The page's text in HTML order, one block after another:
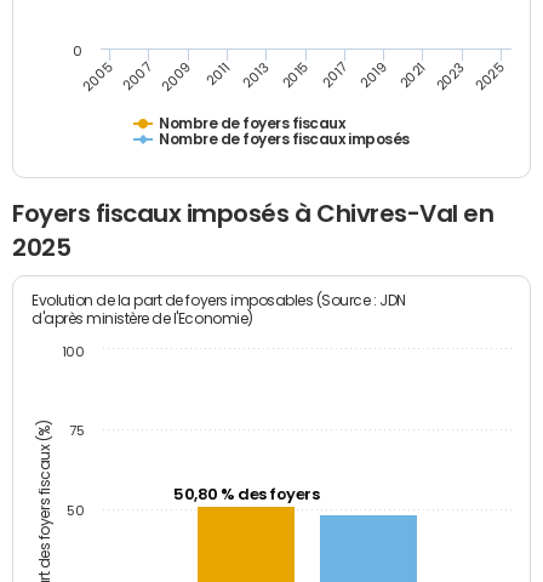
Nombre de foyers fiscaux
Nombre de foyers fiscaux imposés
2005 2007 2009 2011 2013 2015 2017 2019 2021 2023 2025
0
Foyers fiscaux imposés à Chivres-Val en
2025
Part des foyers fiscaux (%)
Evolution de la part de foyers imposables (Source : JDN
d'après ministère de l'Economie)
50,80 % des foyers
50
75
100